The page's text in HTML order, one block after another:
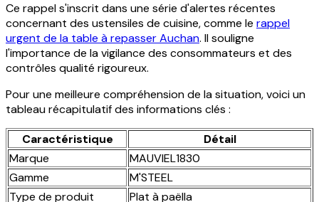
Ce rappel s'inscrit dans une série d'alertes récentes
concernant des ustensiles de cuisine, comme le rappel
urgent de la table à repasser Auchan. Il souligne
l'importance de la vigilance des consommateurs et des
contrôles qualité rigoureux.
Pour une meilleure compréhension de la situation, voici un
tableau récapitulatif des informations clés :
Caractéristique
Détail
Marque
MAUVIEL1830
Gamme
M'STEEL
Type de produit
Plat à paëlla